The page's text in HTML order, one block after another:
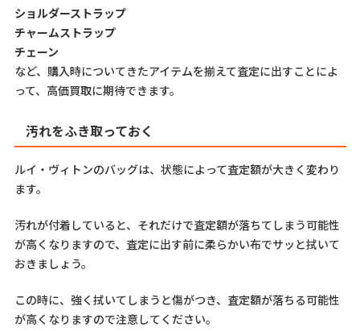
ショルダーストラップ
チャームストラップ
チェーン
など、購入時についてきたアイテムを揃えて査定に出すことによ
って、高価買取に期待できます。
汚れをふき取っておく
ルイ・ヴィトンのバッグは、状態によって査定額が大きく変わり
ます。
汚れが付着していると、それだけで査定額が落ちてしまう可能性
が高くなりますので、査定に出す前に柔らかい布でサッと拭いて
おきましょう。
この時に、強く拭いてしまうと傷がつき、査定額が落ちる可能性
が高くなりますので注意してください。